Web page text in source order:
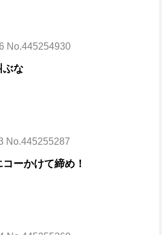
No.445254930
ぶな
No.445255287
ーかけて締め！